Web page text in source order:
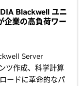
Blackwell ユニ
企業の高負荷ワー
Server
ツ作成、科学計算
ードに革命的なパ